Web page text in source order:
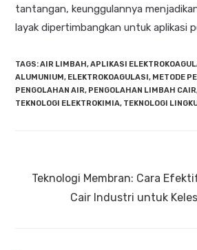
tantangan, keunggulannya
layak dipertimbangkan untuk aplikasi
TAGS:AIR LIMBAH,APLIKASI
ALUMUNIUM, ELEKTROKOAGULASI, METODE
PENGOLAHAN AIR, PENGOLAHAN LIMBAH CAIR
TEKNOLOGI ELEKTROKIMIA, TEKNOLOGI
Teknologi Membran: Cara
Cair Industri untuk